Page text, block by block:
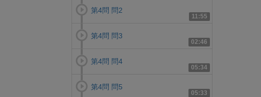
11:55
第4問 問2
02:46
第4問 問3
05:34
第4問 問4
05:33
第4問 問5